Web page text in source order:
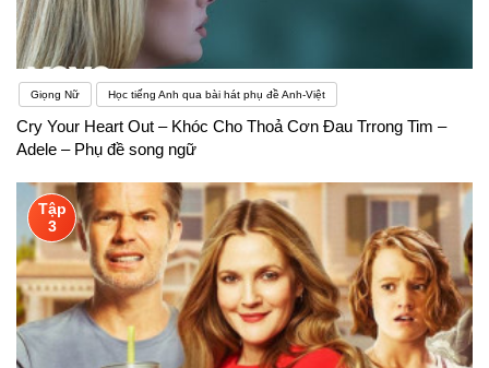
Giọng Nữ Học tiếng Anh qua bài hát phụ đề Anh-Việt
Cry Your Heart Out – Khóc Cho Thoả Cơn Đau Trrong Tim –
Adele – Phụ đề song ngữ
Tập
3